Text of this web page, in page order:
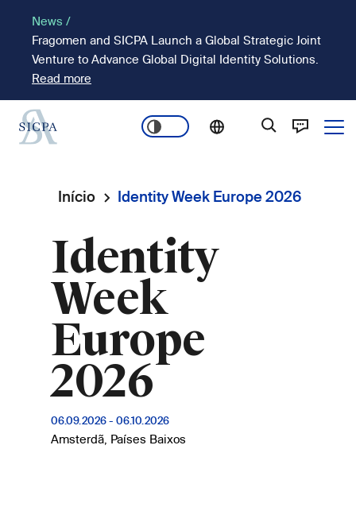
conteúdo
principal
News /
Fragomen and SICPA Launch a Global Strategic Joint
Venture to Advance Global Digital Identity Solutions.
Read more
Main
navigation
Navegação
estrutural
Início Identity Week Europe 2026
Identity
Week
Europe
2026
06.09.2026- 06.10.2026
Amsterdã, Países Baixos